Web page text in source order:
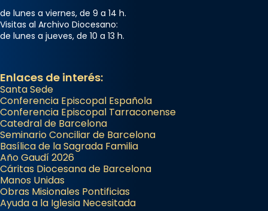
de lunes a viernes, de 9 a 14 h.
Visitas al Archivo Diocesano:
de lunes a jueves, de 10 a 13 h.
Enlaces de interés:
Santa Sede
Conferencia Episcopal Española
Conferencia Episcopal Tarraconense
Catedral de Barcelona
Seminario Conciliar de Barcelona
Basílica de la Sagrada Familia
Año Gaudí 2026
Cáritas Diocesana de Barcelona
Manos Unidas
Obras Misionales Pontificias
Ayuda a la Iglesia Necesitada